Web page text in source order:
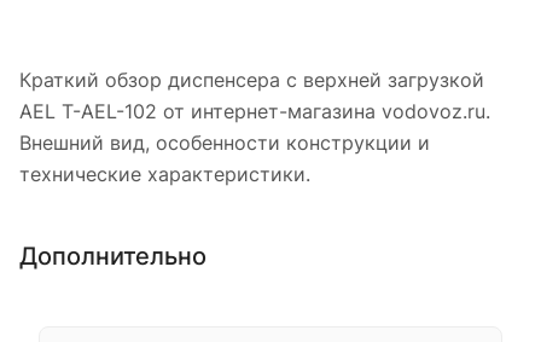
Краткий обзор диспенсера с верхней загрузкой
AEL T-AEL-102 от интернет-магазина vodovoz.ru.
Внешний вид, особенности конструкции и
технические характеристики.
Дополнительно